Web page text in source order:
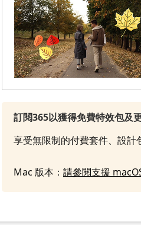
訂閱365以獲得免費特效包及
享受無限制的付費套件、設計
Mac 版本： 請參閱支援